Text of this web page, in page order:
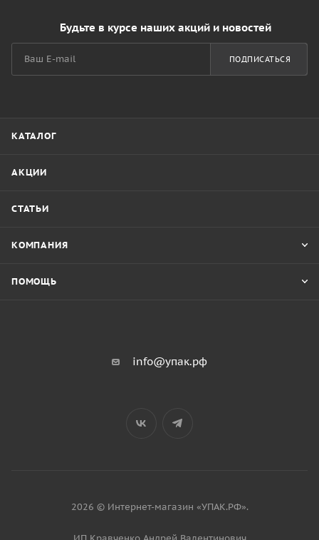
Будьте в курсе наших акций и новостей
ПОДПИСАТЬСЯ
КАТАЛОГ
АКЦИИ
СТАТЬИ
КОМПАНИЯ
ПОМОЩЬ
info@упак.рф
2026 © Интернет-магазин «УПАК.РФ».